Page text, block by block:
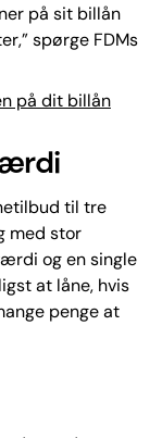
på sit billån
spørge FDMs
på dit billån
til tre
med stor
og en single
at låne, hvis
penge at